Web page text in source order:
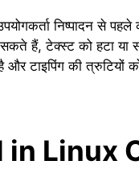
निष्पादन से
सकते हैं, टेक्स्ट को हटा
और टाइपिंग की त्रुटियों
in Linux